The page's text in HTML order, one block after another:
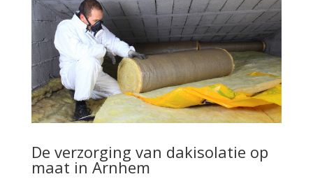
De verzorging van dakisolatie op
maat in Arnhem